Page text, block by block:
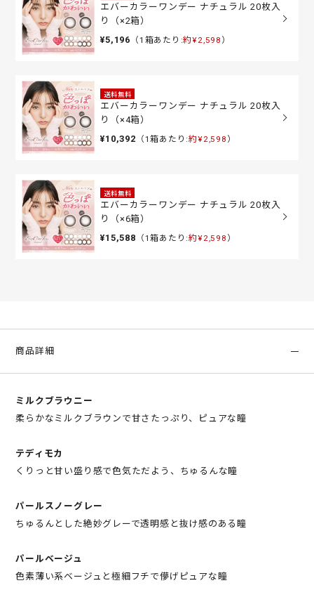
エバーカラーワンデー ナチュラル 20枚入
り（×2箱）
¥5,196 （1箱あたり:約¥2,598 ）
送料無料
エバーカラーワンデー ナチュラル 20枚入
り（×4箱）
¥10,392 （1箱あたり:約¥2,598 ）
送料無料
エバーカラーワンデー ナチュラル 20枚入
り（×6箱）
¥15,588 （1箱あたり:約¥2,598 ）
商品詳細
ミルクブラウニー
柔らかなミルクブラウンで甘さたっぷり、ピュアな瞳
テディモカ
くりっと甘い盛り感で色気ただよう、ちゅるんな瞳
パールスノーグレー
ちゅるんとした絶妙グレーで透明感と抜け感のある瞳
パールベージュ
色素薄い系ベージュと極細フチで儚げピュアな瞳